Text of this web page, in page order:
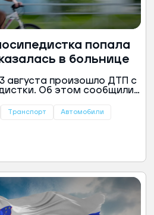
попала
в больнице
августа произошло ДТП с
Об этом сообщили
Транспорт Автомобили